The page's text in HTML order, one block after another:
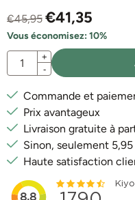
€45,95 €41,35
Vous économisez:10%
Quantité
+
-
Commande et
Prix avantageux
Livraison gratuite à
Sinon, seulement
Haute satisfaction